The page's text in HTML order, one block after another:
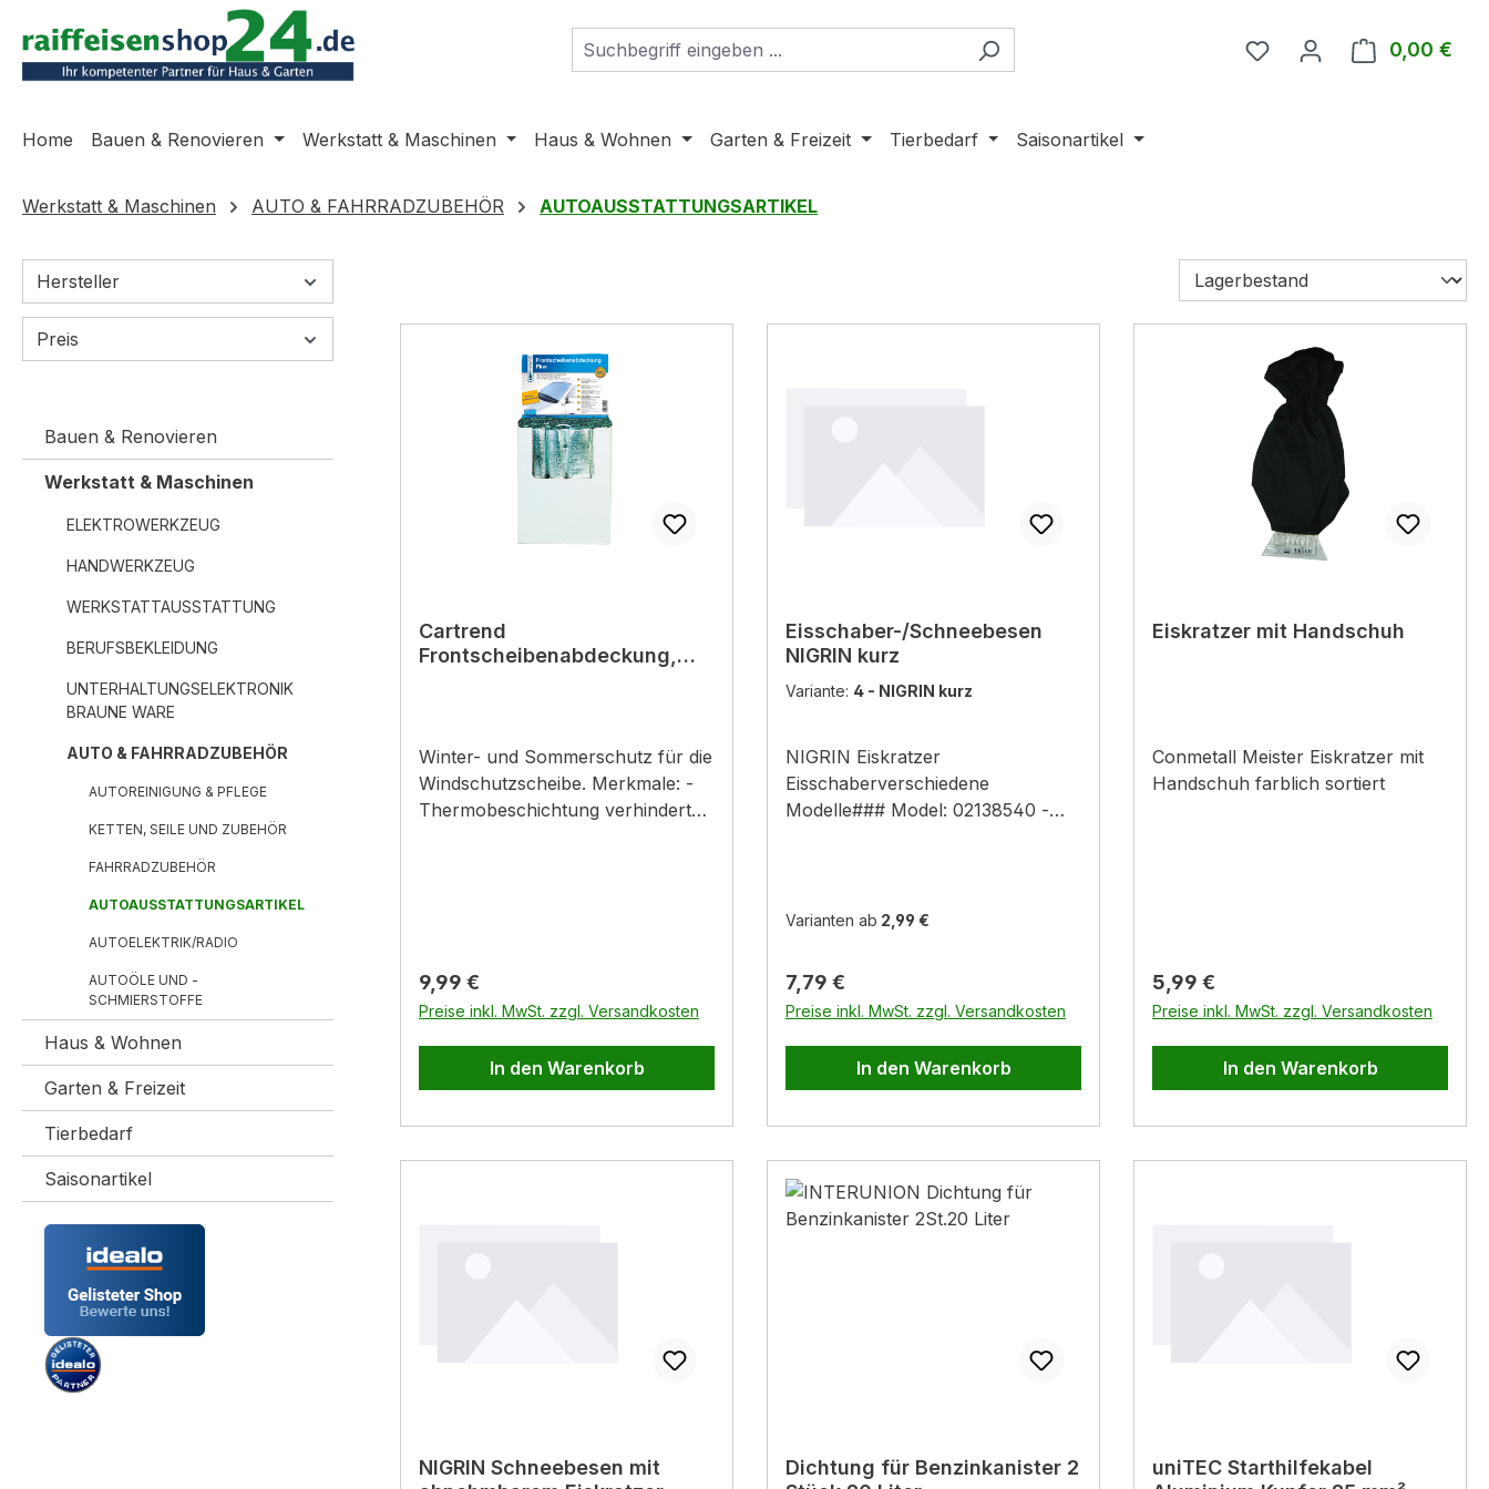
Hauptinhalt springen
Zur Suche springen
Zur Hauptnavigation springen
0,00 €
Home Bauen & Renovieren Werkstatt & Maschinen Haus & Wohnen Garten & Freizeit Tierbedarf Saisonartikel
Werkstatt & Maschinen AUTO & FAHRRADZUBEHÖR AUTOAUSSTATTUNGSARTIKEL
Hersteller
Preis
Bauen & Renovieren
Werkstatt & Maschinen
ELEKTROWERKZEUG
HANDWERKZEUG
WERKSTATTAUSSTATTUNG
BERUFSBEKLEIDUNG
UNTERHALTUNGSELEKTRONIK
BRAUNE WARE
AUTO & FAHRRADZUBEHÖR
AUTOREINIGUNG & PFLEGE
KETTEN, SEILE UND ZUBEHÖR
FAHRRADZUBEHÖR
AUTOAUSSTATTUNGSARTIKEL
AUTOELEKTRIK/RADIO
AUTOÖLE UND -
SCHMIERSTOFFE
Haus & Wohnen
Garten & Freizeit
Tierbedarf
Saisonartikel
Cartrend
Frontscheibenabdeckung,
Winter- und Sommerschutz für die
Windschutzscheibe. Merkmale: -
Thermobeschichtung verhindert
Regulärer Preis:
9,99 €
Preise inkl. MwSt. zzgl. Versandkosten
In den Warenkorb
Eisschaber-/Schneebesen
NIGRIN kurz
Variante: 4 - NIGRIN kurz
NIGRIN Eiskratzer
Eisschaberverschiedene
Modelle### Model: 02138540 -
- Eisschabkante 120 mm - Scharfe
### Präzise Schabkante aus
Kunststoff zum Entfernen von Eis
und Schnee auf Autoscheiben. -
Eisschabkante 95 mm ### Model:
Model: 01586736 - NIGRIN mit
Softgriff ###
Varianten ab 2,99 €
Regulärer Preis:
7,79 €
Preise inkl. MwSt. zzgl. Versandkosten
In den Warenkorb
Eiskratzer mit Handschuh
Conmetall Meister Eiskratzer mit
Handschuh farblich sortiert
Regulärer Preis:
5,99 €
Preise inkl. MwSt. zzgl. Versandkosten
In den Warenkorb
NIGRIN Schneebesen mit
Dichtung für Benzinkanister 2
uniTEC Starthilfekabel